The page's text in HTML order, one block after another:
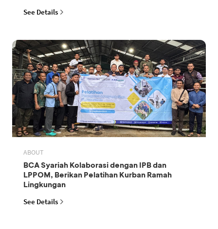
See Details
ABOUT
BCA Syariah Kolaborasi dengan IPB dan
LPPOM, Berikan Pelatihan Kurban Ramah
Lingkungan
See Details